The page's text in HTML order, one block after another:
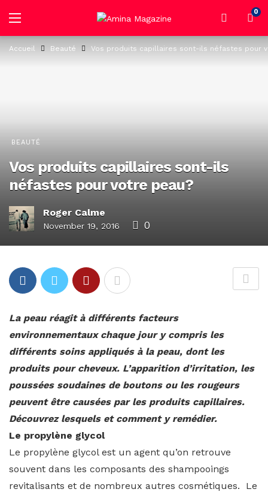
0
Accueil Beauté Vos produits capillaires sont-ils néfastes pour
BEAUTÉ
Vos produits capillaires sont-ils
néfastes pour votre peau?
Roger Calme
November 19, 2016 0
La peau réagit à différents facteurs
environnementaux chaque jour y compris les
différents soins appliqués à la peau, dont les
produits pour cheveux. L’apparition d’irritation, les
poussées soudaines de boutons ou les rougeurs
peuvent être causées par les produits capillaires.
Découvrez lesquels et comment y remédier.
Le propylène glycol
Le propylène glycol est un agent qu’on retrouve
souvent dans les composants des shampooings
revitalisants et de nombreux autres cosmétiques. Le